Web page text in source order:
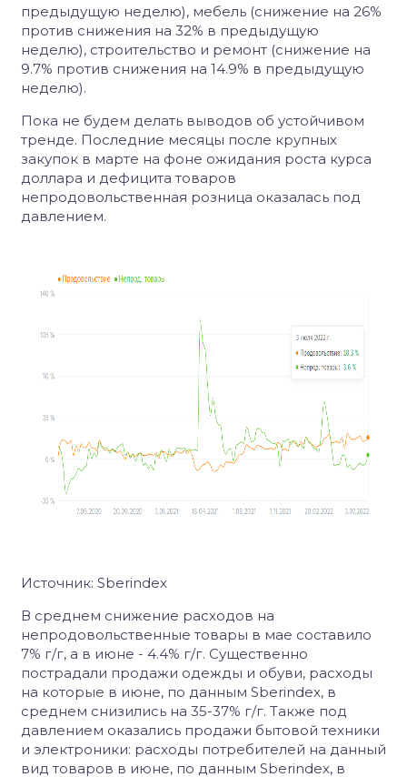
предыдущую неделю), мебель (снижение на 26%
против снижения на 32% в предыдущую
неделю), строительство и ремонт (снижение на
9.7% против снижения на 14.9% в предыдущую
неделю).
Пока не будем делать выводов об устойчивом
тренде. Последние месяцы после крупных
закупок в марте на фоне ожидания роста курса
доллара и дефицита товаров
непродовольственная розница оказалась под
давлением.
Источник: Sberindex
В среднем снижение расходов на
непродовольственные товары в мае составило
7% г/г, а в июне - 4.4% г/г. Существенно
пострадали продажи одежды и обуви, расходы
на которые в июне, по данным Sberindex, в
среднем снизились на 35-37% г/г. Также под
давлением оказались продажи бытовой техники
и электроники: расходы потребителей на данный
вид товаров в июне, по данным Sberindex, в